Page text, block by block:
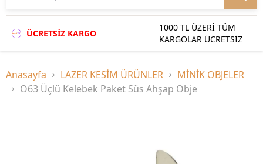
ÜCRETSİZ KARGO
1000 TL ÜZERİ TÜM
KARGOLAR ÜCRETSİZ
Anasayfa LAZER KESİM ÜRÜNLER
MİNİK OBJELER
O63 Üçlü Kelebek Paket Süs Ahşap Obje